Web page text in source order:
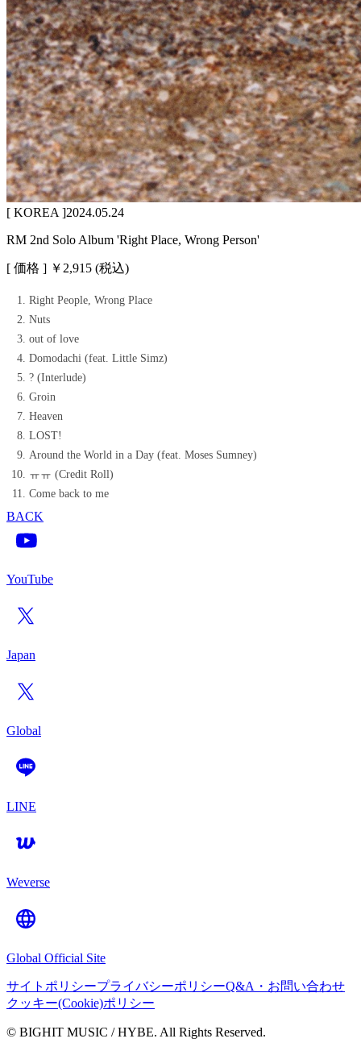
[ KOREA ]2024.05.24
RM 2nd Solo Album 'Right Place, Wrong Person'
[ 価格 ] ￥ 2,915 (税込)
Right People, Wrong Place
Nuts
out of love
Domodachi (feat. Little Simz)
? (Interlude)
Groin
Heaven
LOST!
Around the World in a Day (feat. Moses Sumney)
ㅠㅠ (Credit Roll)
Come back to me
BACK
YouTube
Japan
Global
LINE
Weverse
Global Official Site
サイトポリシープライバシーポリシーQ&A・お問い合わせ
クッキー(Cookie)ポリシー
© BIGHIT MUSIC / HYBE. All Rights Reserved.